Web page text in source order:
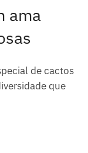
ama
de cactos
que